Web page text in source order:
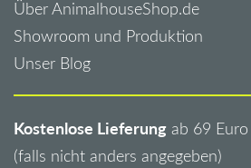
Über AnimalhouseShop.de
Showroom und Produktion
Unser Blog
Kostenlose Lieferung ab 69
(falls nicht anders angegeben)